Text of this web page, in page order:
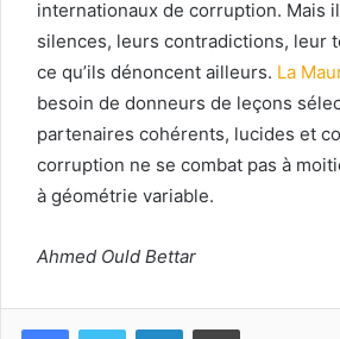
internationaux de corruption. Mais
silences, leurs contradictions, leur
ce qu’ils dénoncent ailleurs. La
besoin de donneurs de leçons
partenaires cohérents, lucides et
corruption ne se combat pas à
à géométrie variable.
Ahmed Ould Bettar
FacebookTwitter LinkedinImprimer